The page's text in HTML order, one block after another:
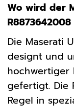
Wo wird der
Die Maserati
designt und
hochwertiger
gefertigt. Die
Regel in